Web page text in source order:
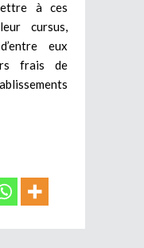
à ces
cursus,
eux
frais de